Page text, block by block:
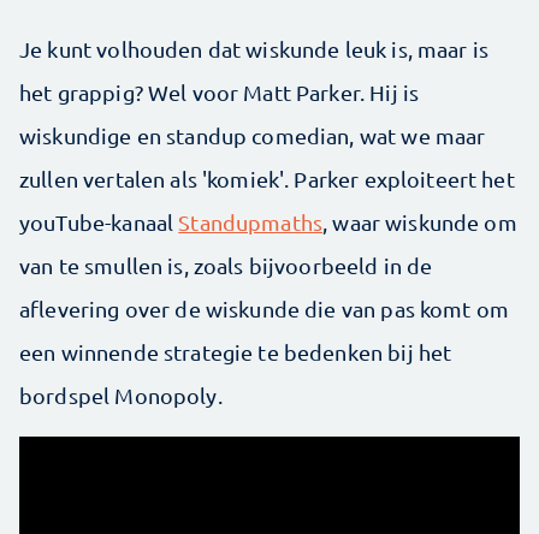
Je kunt volhouden dat wiskunde leuk is, maar is
het grappig? Wel voor Matt Parker. Hij is
wiskundige en standup comedian, wat we maar
zullen vertalen als 'komiek'. Parker exploiteert het
youTube-kanaal Standupmaths , waar wiskunde om
van te smullen is, zoals bijvoorbeeld in de
aflevering over de wiskunde die van pas komt om
een winnende strategie te bedenken bij het
bordspel Monopoly.